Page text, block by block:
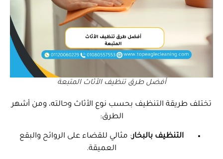
أفضل طرق تنظيف الأثاث المتبعة
تختلف طريقة التنظيف بحسب نوع الأثاث وحالته، ومن أشهر
الطرق:
التنظيف بالبخار: مثالي للقضاء على الروائح والبقع
العميقة.